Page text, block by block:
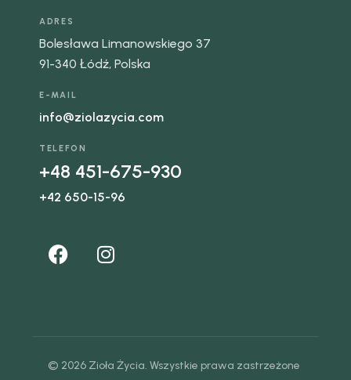
ADRES
Bolesława Limanowskiego 37
91-340 Łódź, Polska
E-MAIL
info@ziolazycia.com
TELEFON
+48 451-675-930
+42 650-15-96
© 2026 Zioła Życia. Wszystkie prawa zastrzeżone